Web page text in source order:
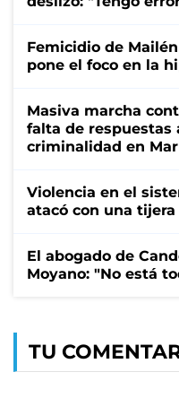
Femicidio de
pone el foco en la
Masiva marcha
falta de respuestas
criminalidad en
Violencia en el
atacó con una
El abogado de
Moyano: "No está
TU